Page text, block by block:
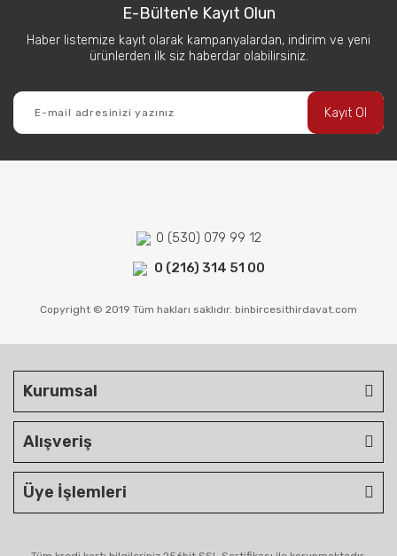
E-Bülten'e Kayıt Olun
Haber listemize kayıt olarak kampanyalardan, indirim ve yeni
ürünlerden ilk siz haberdar olabilirsiniz.
Kayıt Ol
0 (530) 079 99 12
0 (216) 314 51 00
Copyright © 2019 Tüm hakları saklıdır. binbircesithirdavat.com
Kurumsal
Alışveriş
Üye İşlemleri